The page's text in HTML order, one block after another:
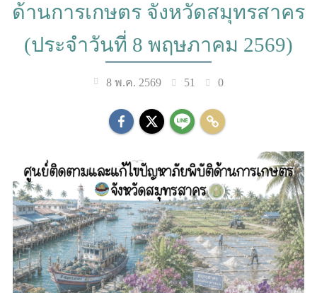
ด้านการเกษตร จังหวัดสมุทรสาคร
(ประจำวันที่ 8 พฤษภาคม 2569)
8 พ.ค. 2569 51 0